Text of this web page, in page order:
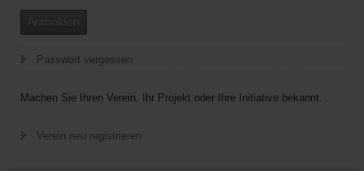
Anmelden
Passwort vergessen
Machen Sie Ihren Verein, Ihr Projekt oder Ihre Initiative bekannt.
Verein neu registrieren